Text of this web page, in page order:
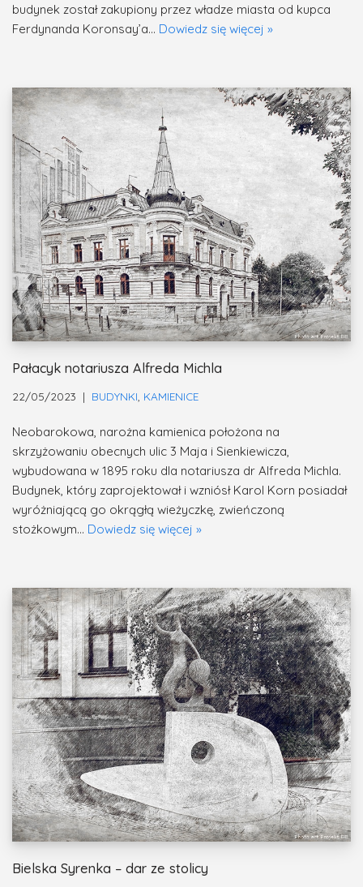
budynek został zakupiony przez władze miasta od kupca
Ferdynanda Koronsay’a… Dowiedz się więcej »
Pałacyk notariusza Alfreda Michla
22/05/2023 BUDYNKI KAMIENICE
Neobarokowa, narożna kamienica położona na
skrzyżowaniu obecnych ulic 3 Maja i Sienkiewicza,
wybudowana w 1895 roku dla notariusza dr Alfreda Michla.
Budynek, który zaprojektował i wzniósł Karol Korn posiadał
wyróżniającą go okrągłą wieżyczkę, zwieńczoną
stożkowym… Dowiedz się więcej »
Bielska Syrenka – dar ze stolicy